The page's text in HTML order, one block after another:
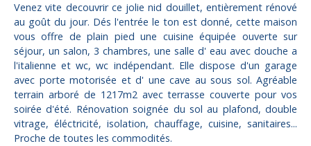
Venez vite decouvrir ce jolie nid douillet, entièrement rénové
au goût du jour. Dés l'entrée le ton est donné, cette maison
vous offre de plain pied une cuisine équipée ouverte sur
séjour, un salon, 3 chambres, une salle d' eau avec douche a
l'italienne et wc, wc indépendant. Elle dispose d'un garage
avec porte motorisée et d' une cave au sous sol. Agréable
terrain arboré de 1217m2 avec terrasse couverte pour vos
soirée d'été. Rénovation soignée du sol au plafond, double
vitrage, éléctricité, isolation, chauffage, cuisine, sanitaires...
Proche de toutes les commodités.